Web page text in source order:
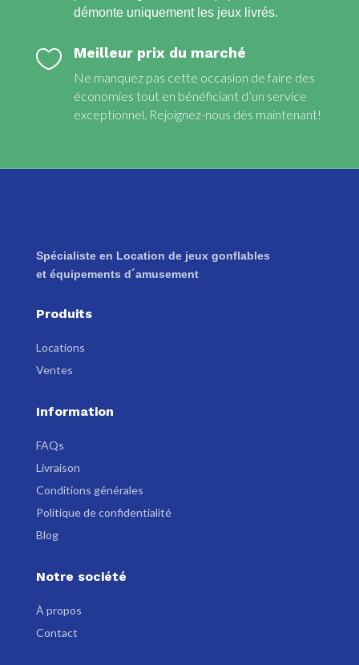
démonte uniquement les jeux livrés.
 Meilleur prix du marché
Ne manquez pas cette occasion de faire des
économies tout en bénéficiant d’un service
exceptionnel. Rejoignez-nous dès maintenant!
Spécialiste en Location de jeux gonflables
et équipements d´amusement
Produits
Locations
Ventes
Information
FAQs
Livraison
Conditions générales
Politique de confidentialité
Blog
Notre société
À propos
Contact